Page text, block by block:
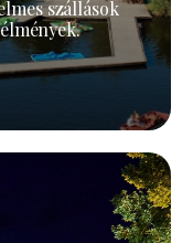
szállások